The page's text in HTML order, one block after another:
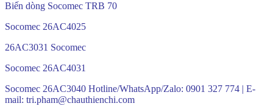
Biến dòng Socomec TRB 70
Socomec 26AC4025
26AC3031 Socomec
Socomec 26AC4031
Socomec 26AC3040 Hotline/WhatsApp/Zalo: 0901 327 774 | E-
mail: tri.pham@chauthienchi.com